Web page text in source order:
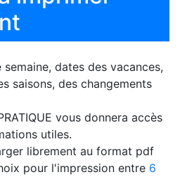
dates des vacances,
saisons, des changements
vous donnera accès
utiles.
librement au format pdf
pour l'impression entre 6